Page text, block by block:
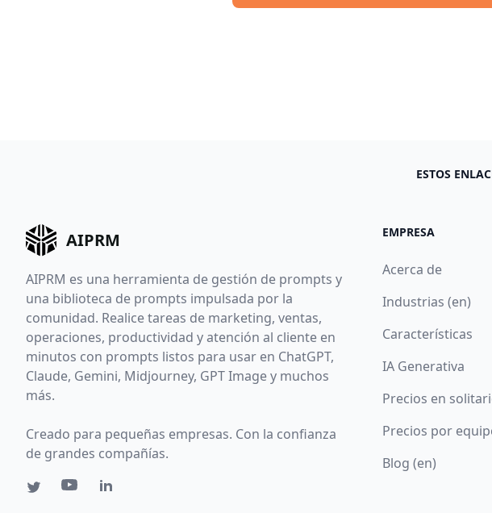
ESTOS
AIPRM
AIPRM es una herramienta de gestión de prompts y
una biblioteca de prompts impulsada por la
comunidad. Realice tareas de marketing, ventas,
operaciones, productividad y atención al cliente en
minutos con prompts listos para usar en ChatGPT,
Claude, Gemini, Midjourney, GPT Image y muchos
más.
Creado para pequeñas empresas. Con la confianza
de grandes compañías.
EMPRESA
Acerca de
Industrias (en)
Características
IA Generativa
Precios en
Precios por
Blog (en)